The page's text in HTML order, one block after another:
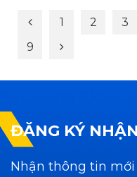
1 2 3
9
ĐĂNG KÝ
Nhận thông tin